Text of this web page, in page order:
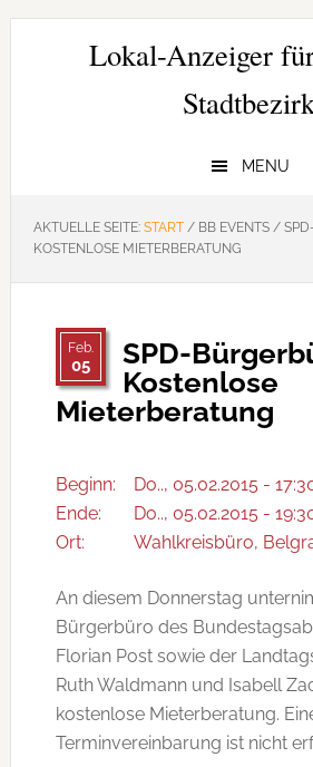
Zur
Hauptnavigation
Zum
Zur
SeitenspalteLokal-Anzeiger
MENU
AKTUELLE SEITE: START /BB EVENTS /
KOSTENLOSE MIETERBERATUNG
Feb.
05
SPD-
Kostenlose
Mieterberatung
Beginn:
Do.., 05.02.2015 -
Ende:
Do.., 05.02.2015 -
Ort:
Wahlkreisbüro,
An diesem Donnerstag
Bürgerbüro des
Florian Post sowie der
Ruth Waldmann und Isabell
kostenlose Mieterberatung.
Terminvereinbarung ist nicht